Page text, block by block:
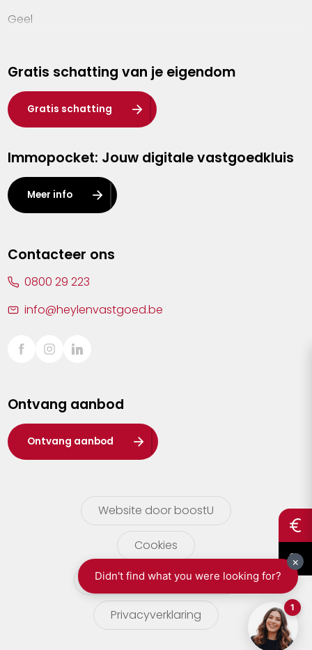
Geel
Hasselt
Heist-op-den-Berg
Herentals
Kalmthout
Leuven
Lier
Sint-Truiden
Waasland
Wuustwezel
Zoersel
Gratis schatting van je eigendom
Gratis schatting
Immopocket: Jouw digitale vastgoedkluis
Meer info
Contacteer ons
0800 29 223
info@heylenvastgoed.be
Ontvang aanbod
Ontvang aanbod
Website door boostU
Cookies
gebruikersvoorwaarden
Privacyverklaring